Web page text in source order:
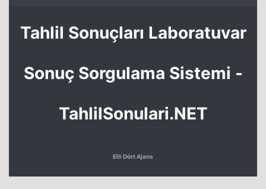
Tahlil Sonuçları Laboratuvar
Sonuç Sorgulama Sistemi -
TahlilSonulari.NET
Elli Dört Ajans